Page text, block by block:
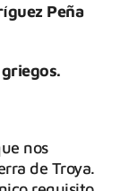
Peña
nos
de Troya.